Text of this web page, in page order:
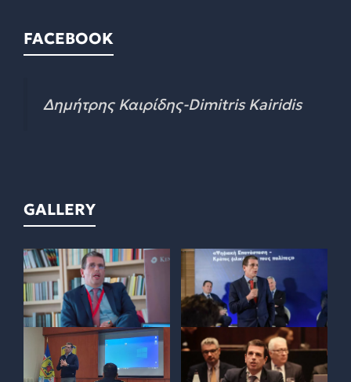
FACEBOOK
Δημήτρης Καιρίδης-Dimitris Kairidis
GALLERY